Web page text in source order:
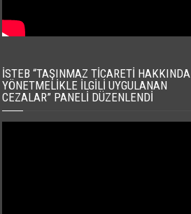
İSTEB “TAŞINMAZ TICARETI HAKKINDA
YÖNETMELIKLE İLGILI UYGULANAN
CEZALAR” PANELI DÜZENLENDI